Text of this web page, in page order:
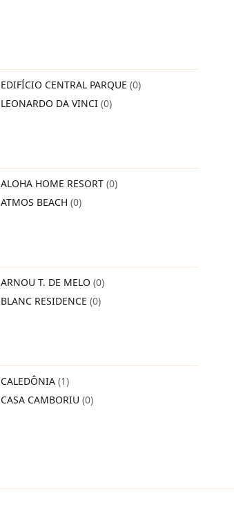
EDIFÍCIO CENTRAL PARQUE (0)
LEONARDO DA VINCI (0)
ALOHA HOME RESORT (0)
ATMOS BEACH (0)
ARNOU T. DE MELO (0)
BLANC RESIDENCE (0)
CALEDÔNIA (1)
CASA CAMBORIU (0)